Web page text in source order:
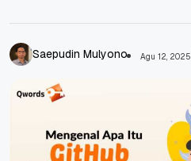
Saepudin Mulyono Agu 12, 2025